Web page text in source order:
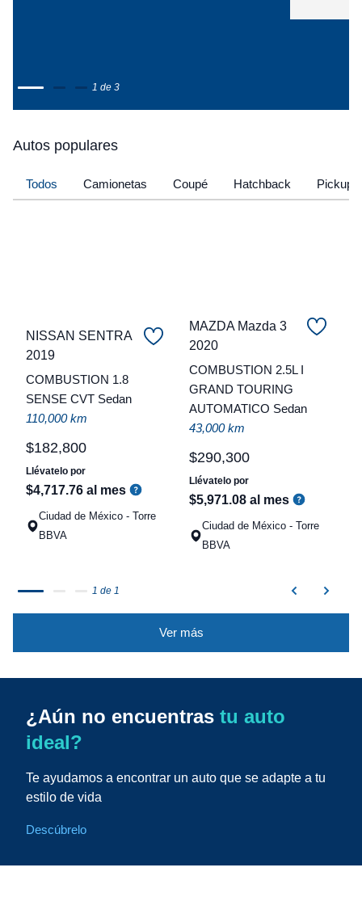
1 de 3
Autos populares
Todos Camionetas Coupé Hatchback Pickup
NISSAN SENTRA
2019
COMBUSTION 1.8
SENSE CVT Sedan
110,000 km
$182,800
Llévatelo por
$4,717.76 al mes
Ciudad de México - Torre
BBVA
MAZDA Mazda 3
2020
COMBUSTION 2.5L I
GRAND TOURING
AUTOMATICO Sedan
43,000 km
$290,300
Llévatelo por
$5,971.08 al mes
Ciudad de México - Torre
BBVA
1 de 1
Ver más
¿Aún no encuentras tu auto
ideal?
Te ayudamos a encontrar un auto que se adapte a tu
estilo de vida
Descúbrelo